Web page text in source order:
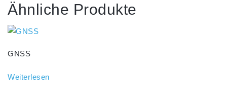
Ähnliche Produkte
GNSS
Weiterlesen